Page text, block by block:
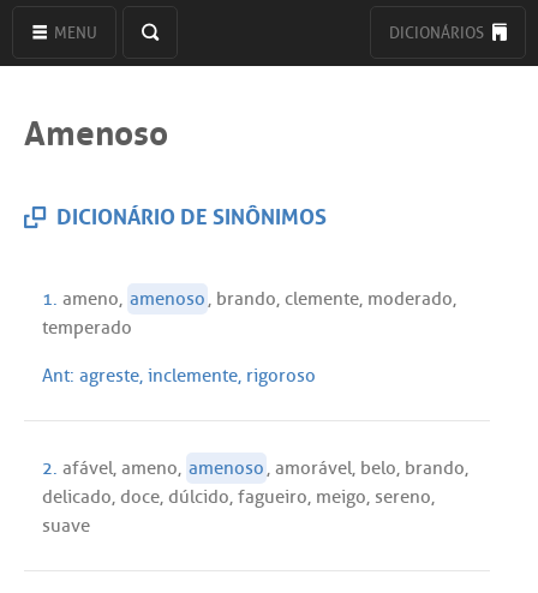
MENU DICIONÁRIOS
Amenoso
DICIONÁRIO DE SINÔNIMOS
1. ameno, amenoso, brando, clemente, moderado,
temperado
Ant: agreste, inclemente, rigoroso
2. afável, ameno, amenoso , amorável, belo, brando,
delicado, doce, dúlcido, fagueiro, meigo, sereno,
suave